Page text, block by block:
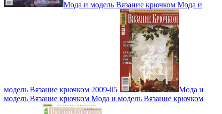
Мода и модель Вязание крючком Мода и
модель Вязание крючком 2009-05
Мода и
модель Вязание крючком Мода и модель Вязание крючком